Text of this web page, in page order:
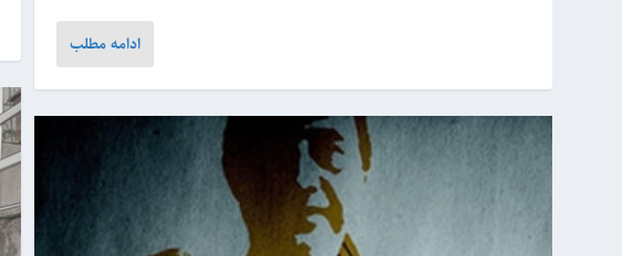
ادامه مطلب